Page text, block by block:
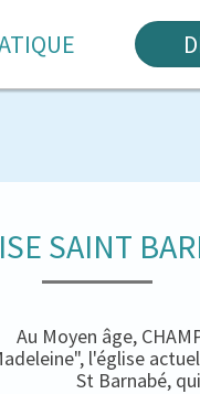
SAINT
Au Moyen âge,
l'église
St Barnabé,